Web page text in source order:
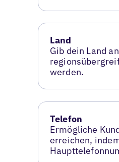
Land
Gib dein Land
werden.
Telefon
Ermögliche
erreichen,